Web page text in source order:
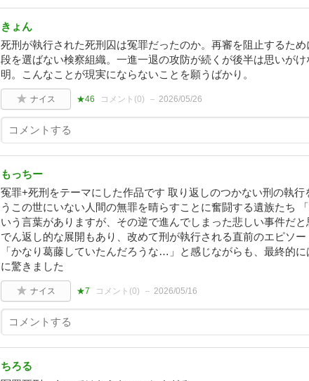
きょん
死刑が執行された死刑囚は冤罪だったのか。再審を阻止するた
段を選ばない検察組織。一進一退の攻防が続くが後半は思いがけ
明。こんなことが現実にならないことを願うばかり。
ナイス ★46 コメント(0) 2026/05/26
もっちー
冤罪+死刑をテーマにした作品です 取り返しのつかない刑の執行
うこの世にいない人間の無罪を晴らすことに奮闘する遺族たち
いう言葉がありますが、その逆で進んでしまった悲しい事件だ
でん返し的な展開もあり、改めて刑が執行される直前のエピソ
「かなり葛藤していたんだろうな…」と感じながらも、最終的
に驚きました
ナイス ★7 コメント(0) 2026/05/16
ちろる